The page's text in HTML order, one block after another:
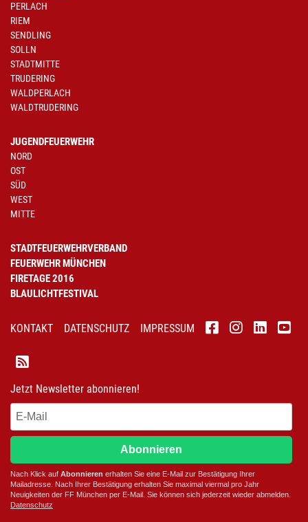
PERLACH
RIEM
SENDLING
SOLLN
STADTMITTE
TRUDERING
WALDPERLACH
WALDTRUDERING
JUGENDFEUERWEHR
NORD
OST
SÜD
WEST
MITTE
STADTFEUERWEHRVERBAND
FEUERWEHR MÜNCHEN
FIRETAGE 2016
BLAULICHTFESTIVAL
KONTAKT DATENSCHUTZ IMPRESSUM
Jetzt Newsletter abonnieren!
Abonnieren
Nach Klick auf Abonnieren erhalten Sie eine E-Mail zur Bestätigung Ihrer
Mailadresse. Nach Ihrer Bestätigung erhalten Sie maximal viermal pro Jahr
Neuigkeiten der FF München per E-Mail. Sie können sich jederzeit wieder abmelden.
Datenschutz